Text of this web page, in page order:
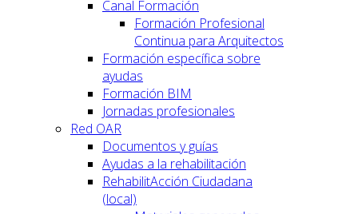
Canal Formación
Formación Profesional
Continua para Arquitectos
Formación específica sobre
ayudas
Formación BIM
Jornadas profesionales
Red OAR
Documentos y guías
Ayudas a la rehabilitación
RehabilitAcción Ciudadana
(local)